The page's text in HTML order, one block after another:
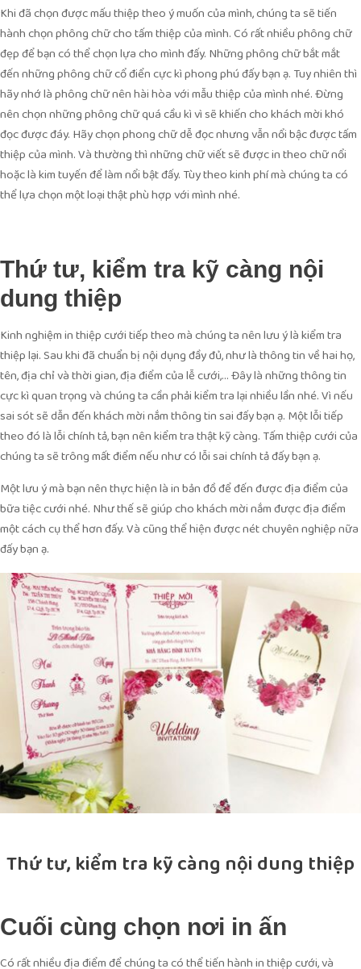
Khi đã chọn được mấu thiệp theo ý muốn của mình, chúng ta sẽ tiến
hành chọn phông chữ cho tấm thiệp của mình. Có rất nhiều phông chữ
đẹp để bạn có thể chọn lựa cho mình đấy. Những phông chữ bắt mắt
đến những phông chữ cổ điển cực kì phong phú đấy bạn ạ. Tuy nhiên thì
hãy nhớ là phông chữ nên hài hòa với mẫu thiệp của mình nhé. Đừng
nên chọn những phông chữ quá cầu kì vì sẽ khiến cho khách mời khó
đọc được đáy. Hãy chọn phong chữ dễ đọc nhưng vẫn nổi bậc được tấm
thiệp của mình. Và thường thì những chữ viết sẽ được in theo chữ nổi
hoặc là kim tuyến để làm nổi bật đấy. Tùy theo kinh phí mà chúng ta có
thể lựa chọn một loại thật phù hợp với mình nhé.
Thứ tư, kiểm tra kỹ càng nội
dung thiệp
Kinh nghiệm in thiệp cưới tiếp theo mà chúng ta nên lưu ý là kiểm tra
thiệp lại. Sau khi đã chuẩn bị nội dụng đầy đủ, như là thông tin về hai họ,
tên, địa chỉ và thời gian, địa điểm của lễ cưới,… Đây là những thông tin
cực kì quan trọng và chúng ta cần phải kiểm tra lại nhiều lần nhé. Vì nếu
sai sót sẽ dẫn đến khách mời nắm thông tin sai đấy bạn ạ. Một lỗi tiếp
theo đó là lỗi chính tả, bạn nên kiểm tra thật kỹ càng. Tấm thiệp cưới của
chúng ta sẽ trông mất điểm nếu như có lỗi sai chính tả đấy bạn ạ.
Một lưu ý mà bạn nên thực hiện là in bản đồ để đến được địa điểm của
bữa tiệc cưới nhé. Như thế sẽ giúp cho khách mời nắm được địa điểm
một cách cụ thể hơn đấy. Và cũng thể hiện được nét chuyên nghiệp nữa
đấy bạn ạ.
Thứ tư, kiểm tra kỹ càng nội dung thiệp
Cuối cùng chọn nơi in ấn